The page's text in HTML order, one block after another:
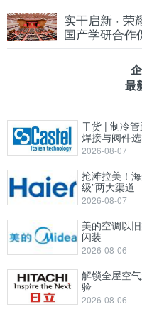
实干启新 · 荣
国产学研合作
最
干货 | 制冷
焊接与阀件
2026-08-07
抢滩拉美！
级”两大渠道
2026-08-07
美的空调以
闪装
2026-08-06
解锁全屋空
验
2026-08-06